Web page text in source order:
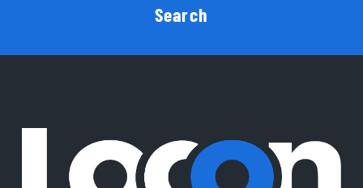
Search